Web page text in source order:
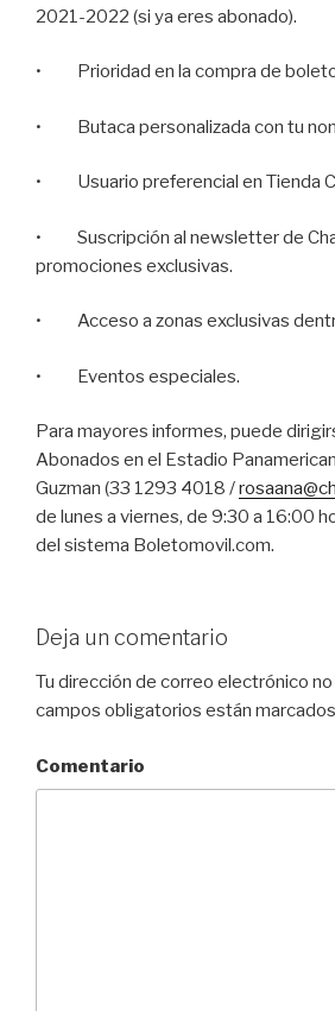
2021-2022 (si ya eres abonado).
• Prioridad en la compra de
• Butaca personalizada con tu
• Usuario preferencial en Tienda
• Suscripción al newsletter de
promociones exclusivas.
• Acceso a zonas exclusivas
• Eventos especiales.
Para mayores informes, puede
Abonados en el Estadio
Guzman (33 1293 4018 /
de lunes a viernes, de 9:30 a 16:00
del sistema Boletomovil.com.
Deja un comentario
Tu dirección de correo electrónico
campos obligatorios están
Comentario